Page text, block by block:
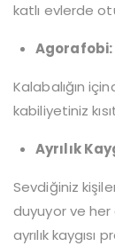
katlı evlerde
Agorafobi:
Kalabalığın
kabiliyetiniz
Ayrılık
Sevdiğiniz
duyuyor ve her
ayrılık kaygısı